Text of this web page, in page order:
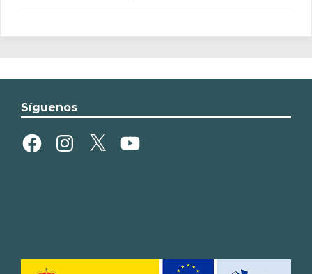
Síguenos
FacebookInstagram
X YouTube